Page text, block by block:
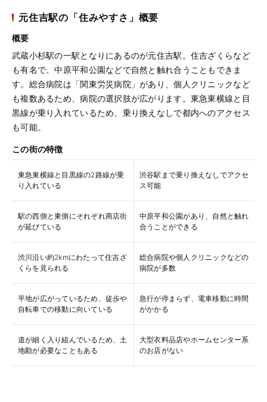
元住吉駅の「住みやすさ」概要
概要
武蔵小杉駅の一駅となりにあるのが元住吉駅。住吉ざくらなど
も有名で、中原平和公園などで自然と触れ合うこともできま
す。総合病院は「関東労災病院」があり、個人クリニックなど
も複数あるため、病院の選択肢が広がります。東急東横線と目
黒線が乗り入れているため、乗り換えなしで都内へのアクセス
も可能。
この街の特徴
東急東横線と目黒線の2路線が乗
り入れている
渋谷駅まで乗り換えなしでアクセ
ス可能
駅の西側と東側にそれぞれ商店街
が延びている
中原平和公園があり、自然と触れ
合うことができる
渋川沿い約2kmにわたって住吉ざ
くらを見られる
総合病院や個人クリニックなどの
病院が多数
平地が広がっているため、徒歩や
自転車での移動に向いている
急行が停まらず、電車移動に時間
がかかる
道が細く入り組んでいるため、土
地勘が必要なこともある
大型衣料品店やホームセンター系
のお店がない